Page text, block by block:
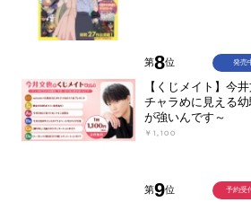
第8位
【くじメイト】今
チャラめに見える
が強いんです～
￥1,100
発売
第9位 予約受